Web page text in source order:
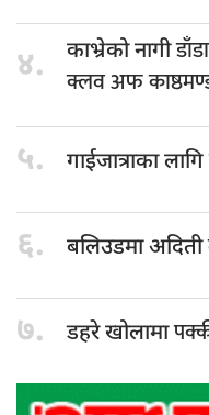
४. काभ्रेको नागी
क्लव अफ
५. गाईजात्राका लागि
६. बलिउडमा अदिती
७. डहरे खोलामा